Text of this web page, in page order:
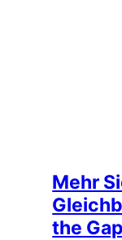
Mehr
the